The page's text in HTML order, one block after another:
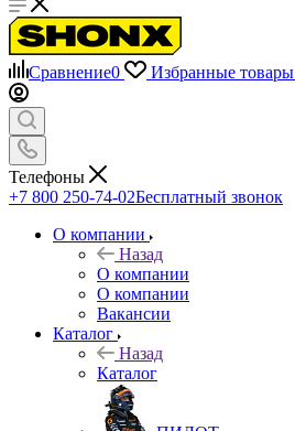
Сравнение0 Избранные товары
Телефоны
+7 800 250-74-02Бесплатный звонок
О компании
Назад
О компании
О компании
Вакансии
Каталог
Назад
Каталог